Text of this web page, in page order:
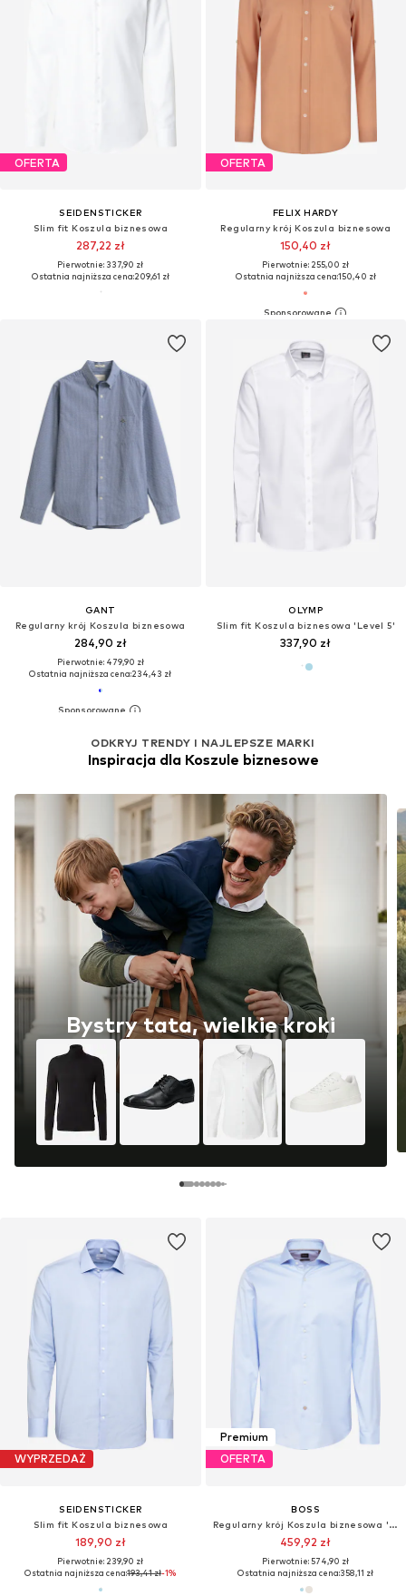
OFERTA
SEIDENSTICKER
Slim fit Koszula biznesowa
287,22 zł
Pierwotnie: 337,90 zł
Ostatnia najniższa cena:209,61 zł
OFERTA
FELIX HARDY
Regularny krój Koszula biznesowa
150,40 zł
Pierwotnie: 255,00 zł
Ostatnia najniższa cena:150,40 zł
GANT
Regularny krój Koszula biznesowa
284,90 zł
Pierwotnie: 479,90 zł
Ostatnia najniższa cena:234,43 zł
OLYMP
Slim fit Koszula biznesowa 'Level 5'
337,90 zł
ODKRYJ TRENDY I NAJLEPSZE MARKI
Inspiracja dla Koszule biznesowe
Bystry tata, wielkie kroki
WYPRZEDAŻ
SEIDENSTICKER
Slim fit Koszula biznesowa
189,90 zł
Pierwotnie: 239,90 zł
Ostatnia najniższa cena:193,41 zł-1%
Premium
OFERTA
BOSS
Regularny krój Koszula biznesowa 'H-JOE'
459,92 zł
Pierwotnie: 574,90 zł
Ostatnia najniższa cena:358,11 zł